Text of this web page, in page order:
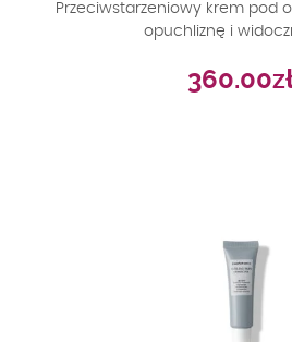
Przeciwstarzeniowy krem pod
opuchliznę i
360.00